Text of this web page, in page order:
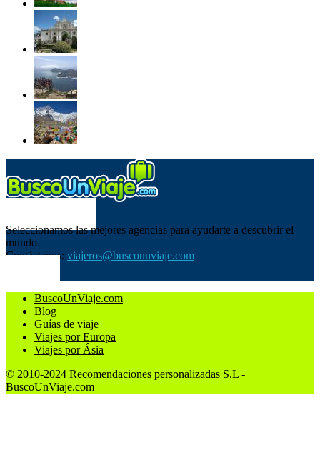
Seleccionamos las mejores agencias para ayudarte a descubrir el
mundo.
Contáctanos: viajeros@buscounviaje.com
BuscoUnViaje.com
Blog
Guías de viaje
Viajes por Europa
Viajes por Ásia
© 2010-2024 Recomendaciones personalizadas S.L -
BuscoUnViaje.com